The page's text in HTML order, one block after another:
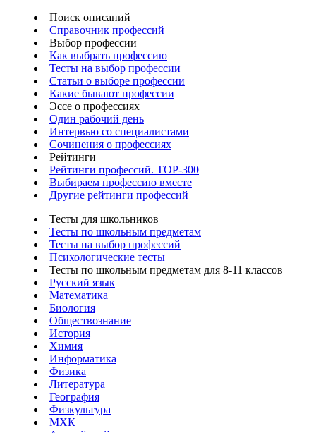
Поиск описаний
Справочник профессий
Выбор профессии
Как выбрать профессию
Тесты на выбор профессии
Статьи о выборе профессии
Какие бывают профессии
Эссе о профессиях
Один рабочий день
Интервью со специалистами
Сочинения о профессиях
Рейтинги
Рейтинги профессий. TOP-300
Выбираем профессию вместе
Другие рейтинги профессий
Тесты для школьников
Тесты по школьным предметам
Тесты на выбор профессий
Психологические тесты
Тесты по школьным предметам для 8-11 классов
Русский язык
Математика
Биология
Обществознание
История
Химия
Информатика
Физика
Литература
География
Физкультура
МХК